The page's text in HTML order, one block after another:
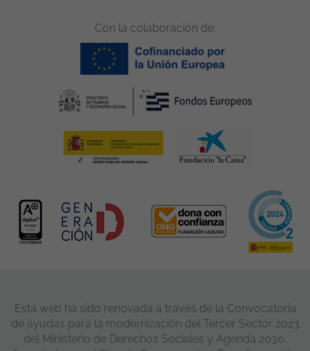
Con la colaboración de:
Esta web ha sido renovada a través de la Convocatoria
de ayudas para la modernización del Tercer Sector 2023
del Ministerio de Derechos Sociales y Agenda 2030,